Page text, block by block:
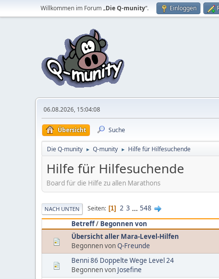
Willkommen im Forum „Die Q-munity“. Einloggen
06.08.2026, 15:04:08
Übersicht Suche
Die Q-munity ► Q-munity ► Hilfe für Hilfesuchende
Hilfe für Hilfesuchende
Board für die Hilfe zu allen Marathons
NACH UNTEN Seiten 1 2 3 ... 548
Betreff/ Begonnen von
Übersicht aller Mara-Level-Hilfen
Begonnen vonQ-Freunde
Benni 86 Doppelte Wege Level 24
Begonnen von Josefine